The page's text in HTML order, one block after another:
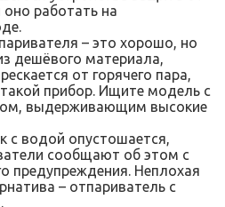
работать на
– это хорошо, но
дешёвого материала,
от горячего пара,
прибор. Ищите модель с
выдерживающим высокие
с водой опустошается,
сообщают об этом с
предупреждения. Неплохая
– отпариватель с